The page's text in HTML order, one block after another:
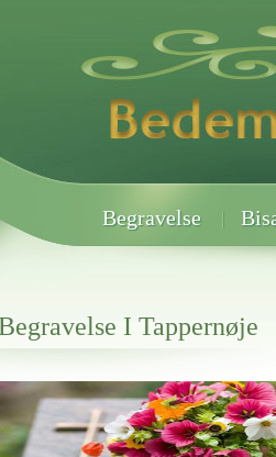
Begravelse
I Tappernøje
en god afslutning når det gælder
I Tappernøje
begravelsel